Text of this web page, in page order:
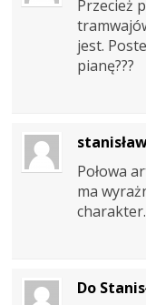
Przecież
jest.
pianę???
Połowa
ma
Do